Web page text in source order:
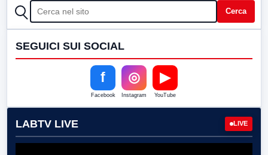
CERCA Cerca
SEGUICI SUI SOCIAL
f
Facebook
◎
Instagram
▶
YouTube
LABTV LIVE LIVE